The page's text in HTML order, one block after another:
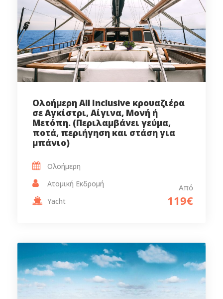
Ολοήμερη All Inclusive κρουαζιέρα
σε Αγκίστρι, Αίγινα, Μονή ή
Μετόπη. (Περιλαμβάνει γεύμα,
ποτά, περιήγηση και στάση για
μπάνιο)
Από
119€
Ολοήμερη
Ατομική Εκδρομή
Yacht